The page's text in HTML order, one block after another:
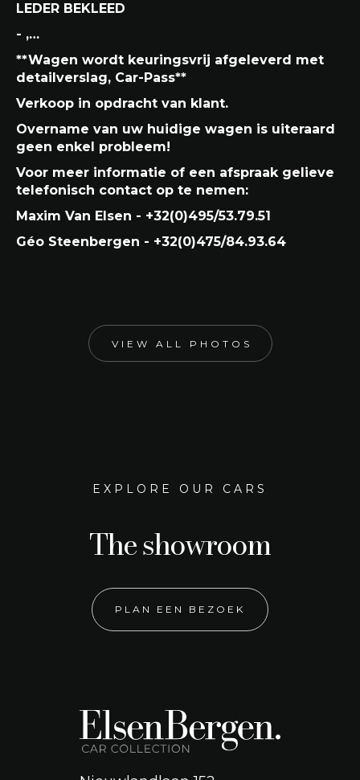
LEDER BEKLEED
- ,…
**Wagen wordt keuringsvrij afgeleverd met
detailverslag, Car-Pass**
Verkoop in opdracht van klant.
Overname van uw huidige wagen is uiteraard
geen enkel probleem!
Voor meer informatie of een afspraak gelieve
telefonisch contact op te nemen:
Maxim Van Elsen - +32(0)495/53.79.51
Géo Steenbergen - +32(0)475/84.93.64
VIEW ALL PHOTOS
EXPLORE OUR CARS
The showroom
PLAN EEN BEZOEK